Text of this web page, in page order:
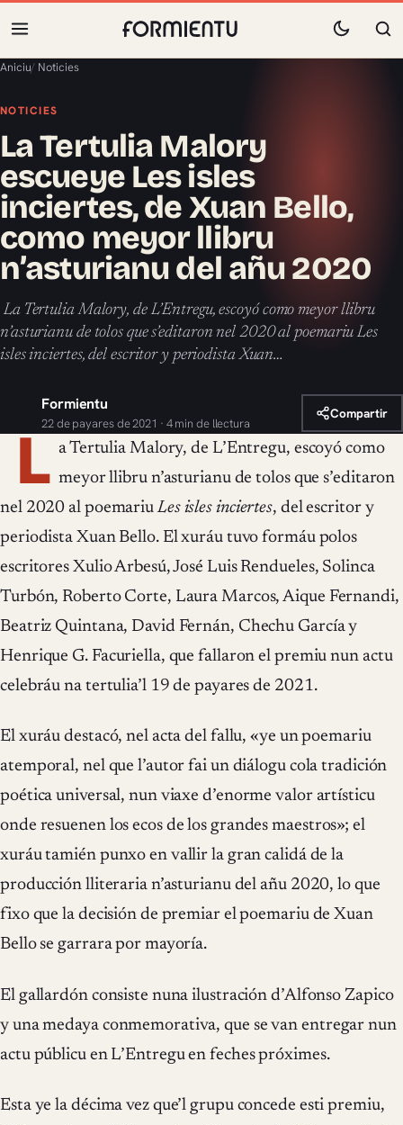
Aniciu/ Noticies
NOTICIES
La Tertulia Malory
escueye Les isles
inciertes, de Xuan Bello,
como meyor llibru
n’asturianu del añu 2020
La Tertulia Malory, de L’Entregu, escoyó como meyor llibru
n’asturianu de tolos que s’editaron nel 2020 al poemariu Les
isles inciertes, del escritor y periodista Xuan…
Formientu
22 de payares de 2021 · 4 min de llectura
Compartir
L a Tertulia Malory, de L’Entregu, escoyó como
meyor llibru n’asturianu de tolos que s’editaron
nel 2020 al poemariuLes isles inciertes, del escritor y
periodista Xuan Bello. El xuráu tuvo formáu polos
escritores Xulio Arbesú, José Luis Rendueles, Solinca
Turbón, Roberto Corte, Laura Marcos, Aique Fernandi,
Beatriz Quintana, David Fernán, Chechu García y
Henrique G. Facuriella, que fallaron el premiu nun actu
celebráu na tertulia’l 19 de payares de 2021.
El xuráu destacó, nel acta del fallu, «ye un poemariu
atemporal, nel que l’autor fai un diálogu cola tradición
poética universal, nun viaxe d’enorme valor artísticu
onde resuenen los ecos de los grandes maestros»; el
xuráu tamién punxo en vallir la gran calidá de la
producción lliteraria n’asturianu del añu 2020, lo que
fixo que la decisión de premiar el poemariu de Xuan
Bello se garrara por mayoría.
El gallardón consiste nuna ilustración d’Alfonso Zapico
y una medaya conmemorativa, que se van entregar nun
actu públicu en L’Entregu en feches próximes.
Esta ye la décima vez que’l grupu concede esti premiu,